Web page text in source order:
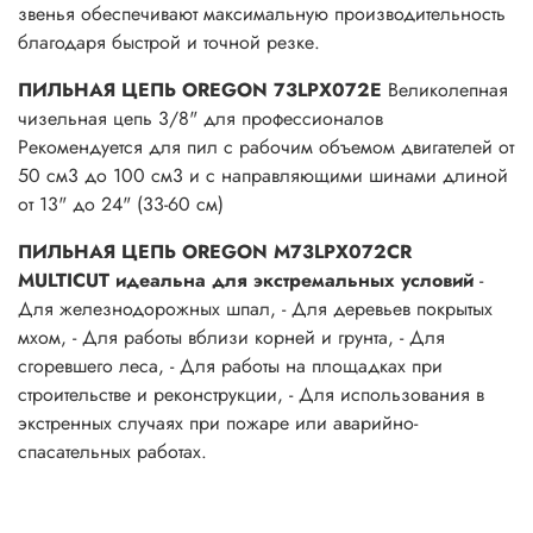
звенья обеспечивают максимальную производительность
благодаря быстрой и точной резке.
ПИЛЬНАЯ ЦЕПЬ OREGON 73LPX072E Великолепная
чизельная цепь 3/8" для профессионалов
Рекомендуется для пил с рабочим объемом двигателей от
50 см3 до 100 см3 и с направляющими шинами длиной
от 13" до 24" (33-60 см)
ПИЛЬНАЯ ЦЕПЬ OREGON M73LPX072CR
MULTICUT идеальна для экстремальных условий -
Для железнодорожных шпал, - Для деревьев покрытых
мхом, - Для работы вблизи корней и грунта, - Для
сгоревшего леса, - Для работы на площадках при
строительстве и реконструкции, - Для использования в
экстренных случаях при пожаре или аварийно-
спасательных работах.